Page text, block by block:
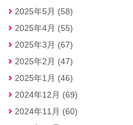
2025年5月 (58)
2025年4月 (55)
2025年3月 (67)
2025年2月 (47)
2025年1月 (46)
2024年12月 (69)
2024年11月 (60)